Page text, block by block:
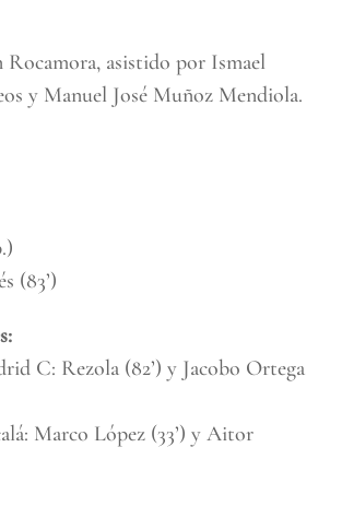
Rocamora, asistido por Ismael
y Manuel José Muñoz Mendiola.
(83’)
C: Rezola (82’) y Jacobo Ortega
Marco López (33’) y Aitor